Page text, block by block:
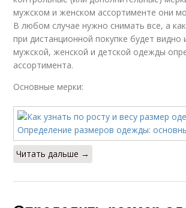
мужском и женском ассортименте они
В любом случае нужно снимать все, а
при дистанционной покупке будет видно
мужской, женской и детской одежды
ассортимента.
Основные мерки:
Читать дальше →